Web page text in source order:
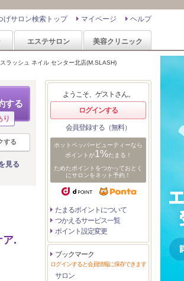
ヘルプ
マイページ
げサロン検索トップ
エステサロン 美容クリニック
ラッシュ ネイル センター北店(M.SLASH)
する
り
する
見る
ア.
ようこそ、ゲストさん。
ログインする
会員登録する（無料）
ホットペッパービューティーなら
ポイントが1%たまる！
ためたポイントをつかっておとく
にサロンをネット予約！
たまるポイントについて
つかえるサービス一覧
ポイント設定変更
ブックマーク
ログインすると会員情報に保存できます
サロン